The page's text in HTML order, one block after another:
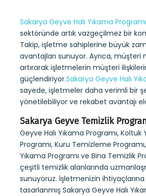
Sakarya Geyve Halı Yıkama Programı
sektöründe artık vazgeçilmez bir
Takip, işletme sahiplerine büyük
avantajları sunuyor. Ayrıca,
artırarak işletmelerin müşteri
güçlendiriyor.Sakarya Geyve Halı
sayede, işletmeler daha verimli bir
yönetilebiliyor ve rekabet avantajı
Sakarya Geyve Temizlik
Geyve Halı Yıkama Programı, Koltuk
Programı, Kuru Temizleme
Yıkama Programı ve Bina Temizlik
çeşitli temizlik alanlarında
sunuyoruz. İşletmenizin
tasarlanmış Sakarya Geyve Halı